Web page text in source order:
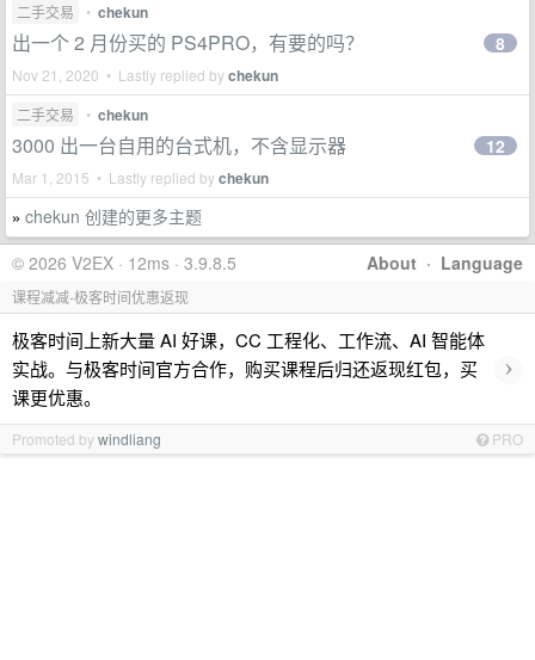
二手交易 • chekun
出一个 2 月份买的 PS4PRO，有要的吗？
Nov 21, 2020 • Lastly replied bychekun
8
二手交易 • chekun
3000 出一台自用的台式机，不含显示器
Mar 1, 2015 • Lastly replied bychekun
12
» chekun 创建的更多主题
About · Language
© 2026 V2EX · 12ms · 3.9.8.5
课程减减-极客时间优惠返现
极客时间上新大量 AI 好课，CC 工程化、工作流、AI 智能体
实战。与极客时间官方合作，购买课程后归还返现红包，买
课更优惠。
›
Promoted bywindliang PRO